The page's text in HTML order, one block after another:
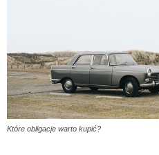
Które obligacje warto kupić?